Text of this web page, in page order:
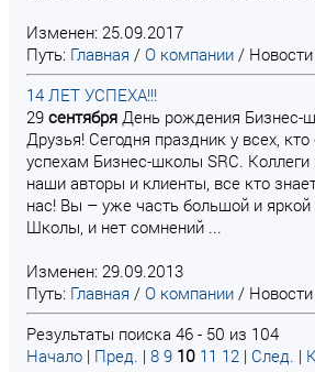
Изменен: 25.09.2017
Путь: Главная / О компании / Новости
14 ЛЕТ УСПЕХА!!!
29 сентября День рождения Бизнес-
Друзья! Сегодня праздник у всех,
успехам Бизнес-школы SRC. Коллеги
наши авторы и клиенты, все кто
нас! Вы – уже часть большой и яркой
Школы, и нет сомнений ...
Изменен: 29.09.2013
Путь: Главная / О компании / Новости
Результаты поиска 46 - 50 из 104
Начало | Пред. | 8 9 10 11 12 | След. |